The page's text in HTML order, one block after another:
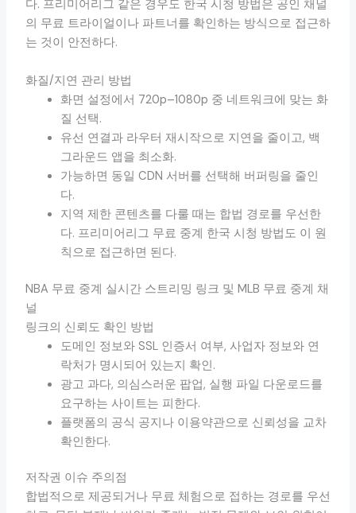
다. 프리미어리그 같은 경우도 한국 시청 방법은 공인 채널
의 무료 트라이얼이나 파트너를 확인하는 방식으로 접근하
는 것이 안전하다.
화질/지연 관리 방법
화면 설정에서 720p–1080p 중 네트워크에 맞는 화
질 선택.
유선 연결과 라우터 재시작으로 지연을 줄이고, 백
그라운드 앱을 최소화.
가능하면 동일 CDN 서버를 선택해 버퍼링을 줄인
다.
지역 제한 콘텐츠를 다룰 때는 합법 경로를 우선한
다. 프리미어리그 무료 중계 한국 시청 방법도 이 원
칙으로 접근하면 된다.
NBA 무료 중계 실시간 스트리밍 링크 및 MLB 무료 중계 채
널
링크의 신뢰도 확인 방법
도메인 정보와 SSL 인증서 여부, 사업자 정보와 연
락처가 명시되어 있는지 확인.
광고 과다, 의심스러운 팝업, 실행 파일 다운로드를
요구하는 사이트는 피한다.
플랫폼의 공식 공지나 이용약관으로 신뢰성을 교차
확인한다.
저작권 이슈 주의점
합법적으로 제공되거나 무료 체험으로 접하는 경로를 우선